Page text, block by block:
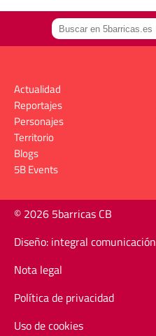
Actualidad
Reportajes
Personajes
Territorio
Blogs
5B Events
© 2026 5barricas CB
Diseño: integral comunicación
Nota legal
Política de privacidad
Uso de cookies